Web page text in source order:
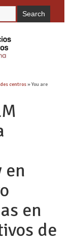
centros» You are
en
en
de